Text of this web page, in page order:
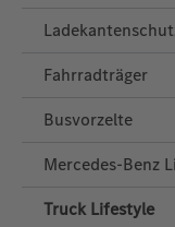
Fahrradträger
Busvorzelte
Mercedes‑Benz
Truck Lifestyle